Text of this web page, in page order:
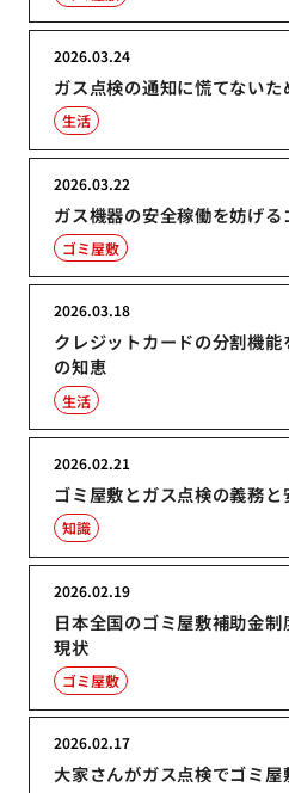
ガス点検の通知に慌てないた
2026.03.24
生活
ガス機器の安全稼働を妨げ
2026.03.22
ゴミ屋敷
クレジットカードの分割機
の知恵
2026.03.18
生活
ゴミ屋敷とガス点検の義務と
2026.02.21
知識
日本全国のゴミ屋敷補助金
現状
2026.02.19
ゴミ屋敷
大家さんがガス点検でゴミ屋
2026.02.17